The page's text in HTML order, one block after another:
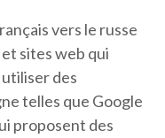
vers le russe
sites web qui
des
telles que Google
proposent des